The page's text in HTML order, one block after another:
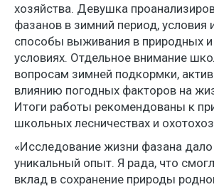
хозяйства. Девушка
фазанов в зимний период, условия
способы выживания в природных и
условиях. Отдельное внимание
вопросам зимней подкормки,
влиянию погодных факторов на
Итоги работы рекомендованы к
школьных лесничествах и
«Исследование жизни фазана
уникальный опыт. Я радa, что
вклад в сохранение природы